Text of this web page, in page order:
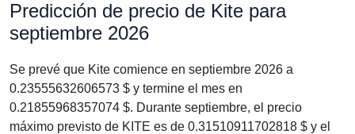
Predicción de precio de Kite para
septiembre 2026
Se prevé que Kite comience en septiembre 2026 a
0.23555632606573 $ y termine el mes en
0.21855968357074 $. Durante septiembre, el precio
máximo previsto de KITE es de 0.31510911702818 $ y el